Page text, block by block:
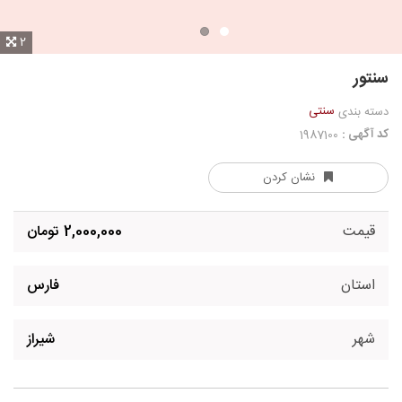
2
سنتور
دسته بندی سنتی
کد آگهی :
نشان کردن
قیمت 2,000,000 تومان
استان فارس
شهر شیراز